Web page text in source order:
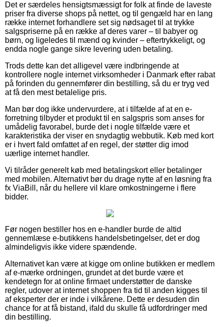
Det er særdeles hensigtsmæssigt for folk at finde de laveste
priser fra diverse shops på nettet, og til gengæld har en lang
række internet forhandlere set sig nødsaget til at trykke
salgspriserne på en række af deres varer – til babyer og
børn, og ligeledes til mænd og kvinder – eftertrykkeligt, og
endda nogle gange sikre levering uden betaling.
Trods dette kan det alligevel være indbringende at
kontrollere nogle internet virksomheder i Danmark efter rabat
på forinden du gennemfører din bestilling, så du er tryg ved
at få den mest betalelige pris.
Man bør dog ikke undervurdere, at i tilfælde af at en e-
forretning tilbyder et produkt til en salgspris som anses for
umådelig favorabel, burde det i nogle tilfælde være et
karakteristika der viser en snydagtig webbutik. Køb med kort
er i hvert fald omfattet af en regel, der støtter dig imod
uærlige internet handler.
Vi tilråder generelt køb med betalingskort eller betalinger
med mobilen. Alternativt bør du drage nytte af en løsning fra
fx ViaBill, når du hellere vil klare omkostningerne i flere
bidder.
Før nogen bestiller hos en e-handler burde de altid
gennemlæse e-butikkens handelsbetingelser, det er dog
almindeligvis ikke videre spændende.
Alternativet kan være at kigge om online butikken er medlem
af e-mærke ordningen, grundet at det burde være et
kendetegn for at online firmaet understøtter de danske
regler, udover at internet shoppen fra tid til anden kigges til
af eksperter der er inde i vilkårene. Dette er desuden din
chance for at få bistand, ifald du skulle få udfordringer med
din bestilling.